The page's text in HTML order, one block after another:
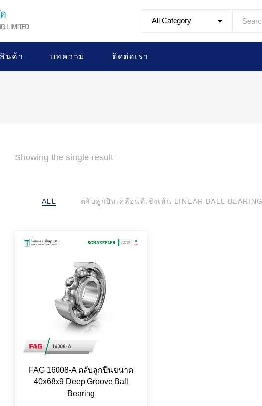
All Category
สินค้า บทความ ติดต่อเรา
Showing the single result
ALL ตลับลูกปืนเคลื่อนที่เชิงเส้น LINEAR BALL BEARING
FAG 16008-A ตลับลูกปืนขนาด
40x68x9 Deep Groove Ball
Bearing